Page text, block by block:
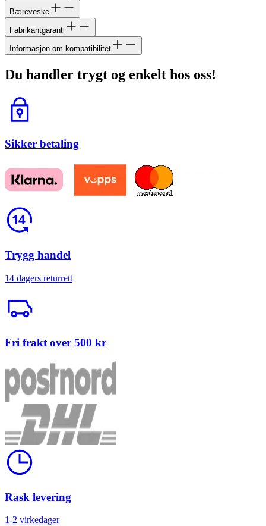
Bæreveske
Fabrikantgaranti
Informasjon om kompatibilitet
Du handler trygt og enkelt hos oss!
Sikker betaling
Trygg handel
14 dagers returrett
Fri frakt over 500 kr
Rask levering
1-2 virkedager